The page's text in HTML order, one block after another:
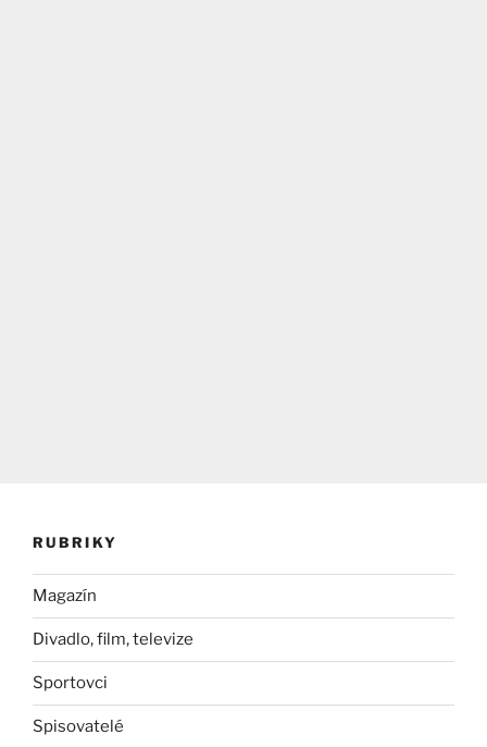
RUBRIKY
Magazín
Divadlo, film, televize
Sportovci
Spisovatelé